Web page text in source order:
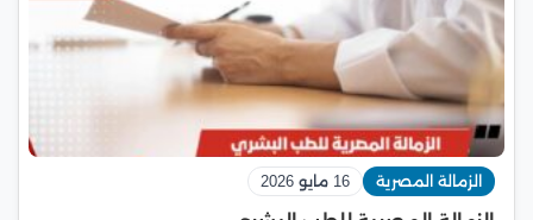
الزمالة المصرية 16 مايو 2026